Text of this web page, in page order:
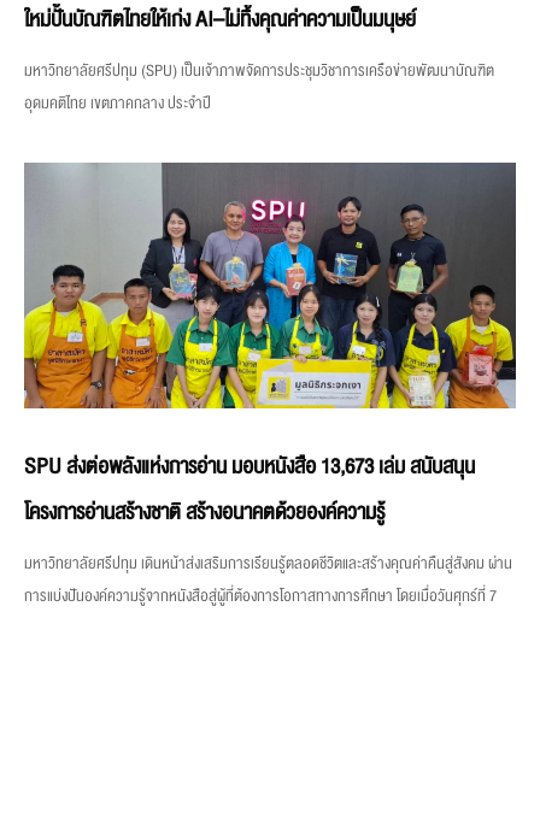
ใหม่ปั้นบัณฑิตไทยให้เก่ง AI–ไม่ทิ้งคุณค่าความเป็นมนุษย์
มหาวิทยาลัยศรีปทุม (SPU) เป็นเจ้าภาพจัดการประชุมวิชาการเครือข่ายพัฒนาบัณฑิต
อุดมคติไทย เขตภาคกลาง ประจำปี
SPU ส่งต่อพลังแห่งการอ่าน มอบหนังสือ 13,673 เล่ม สนับสนุน
โครงการอ่านสร้างชาติ สร้างอนาคตด้วยองค์ความรู้
มหาวิทยาลัยศรีปทุม เดินหน้าส่งเสริมการเรียนรู้ตลอดชีวิตและสร้างคุณค่าคืนสู่สังคม ผ่าน
การแบ่งปันองค์ความรู้จากหนังสือสู่ผู้ที่ต้องการโอกาสทางการศึกษา โดยเมื่อวันศุกร์ที่ 7